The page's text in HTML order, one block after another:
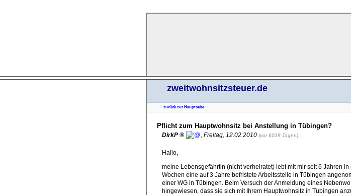
zweitwohnsitzsteuer.de
zurück zur Hauptseite
Pflicht zum Hauptwohnsitz bei Anstellung in Tübingen?
DirkP
, Freitag, 12.02.2010 (vor 6019 Tagen)
Hallo,
meine Lebensgefährtin (nicht verheiratet) lebt mit mir seit 6 Jahren
Wochen eine auf 3 Jahre befristete Arbeitsstelle in Tübingen
einer WG in Tübingen. Beim Versuch der Anmeldung eines
hingewiesen, dass sie sich mit Ihrem Hauptwohnsitz in Tübingen